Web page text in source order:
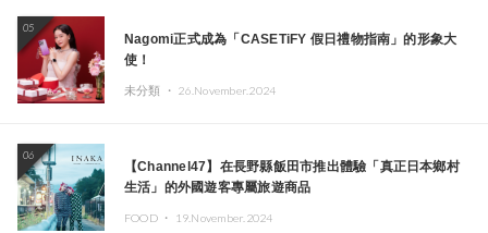
05
Nagomi正式成為「CASETiFY 假日禮物指南」的形象大
使！
未分類 ・ 26.November.2024
06
【Channel47】在長野縣飯田市推出體驗「真正日本鄉村
生活」的外國遊客專屬旅遊商品
FOOD ・ 19.November.2024